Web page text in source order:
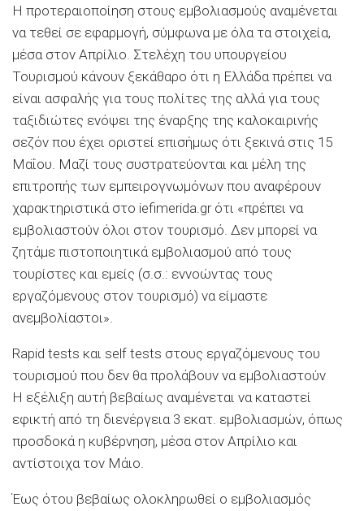
Η προτεραιοποίηση στους εμβολιασμούς αναμένεται
να τεθεί σε εφαρμογή, σύμφωνα με όλα τα στοιχεία,
μέσα στον Απρίλιο. Στελέχη του υπουργείου
Τουρισμού κάνουν ξεκάθαρο ότι η Ελλάδα πρέπει να
είναι ασφαλής για τους πολίτες της αλλά για τους
ταξιδιώτες ενόψει της έναρξης της καλοκαιρινής
σεζόν που έχει οριστεί επισήμως ότι ξεκινά στις 15
Μαΐου. Μαζί τους συστρατεύονται και μέλη της
επιτροπής των εμπειρογνωμόνων που αναφέρουν
χαρακτηριστικά στο iefimerida.gr ότι «πρέπει να
εμβολιαστούν όλοι στον τουρισμό. Δεν μπορεί να
ζητάμε πιστοποιητικά εμβολιασμού από τους
τουρίστες και εμείς (σ.σ.: εννοώντας τους
εργαζόμενους στον τουρισμό) να είμαστε
ανεμβολίαστοι».
Rapid tests και self tests στους εργαζόμενους του
τουρισμού που δεν θα προλάβουν να εμβολιαστούν
Η εξέλιξη αυτή βεβαίως αναμένεται να καταστεί
εφικτή από τη διενέργεια 3 εκατ. εμβολιασμών, όπως
προσδοκά η κυβέρνηση, μέσα στον Απρίλιο και
αντίστοιχα τον Μάιο.
Έως ότου βεβαίως ολοκληρωθεί ο εμβολιασμός